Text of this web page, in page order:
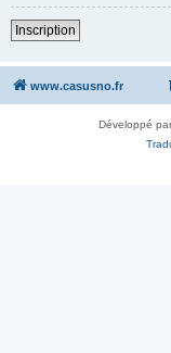
Inscription
www.casusno.fr
Développé